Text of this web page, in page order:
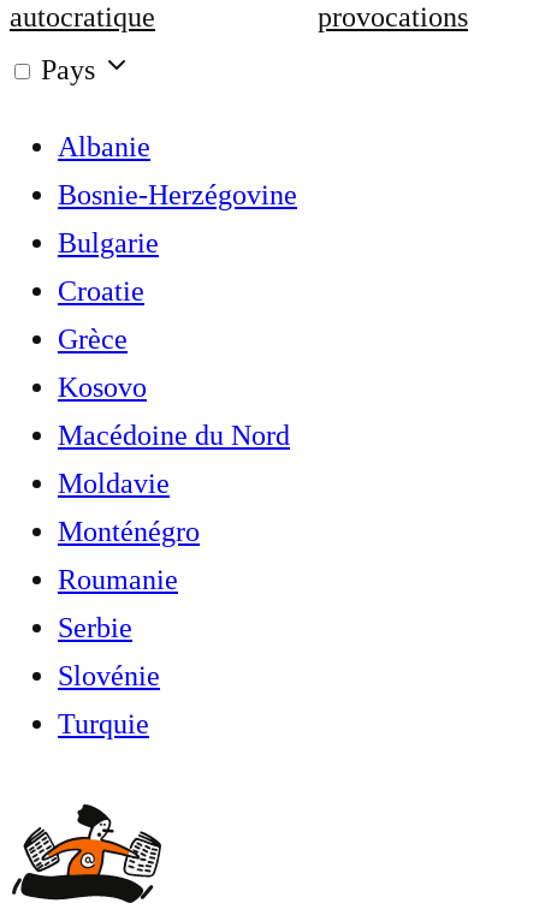
autocratique
provocations
Pays
Albanie
Bosnie-Herzégovine
Bulgarie
Croatie
Grèce
Kosovo
Macédoine du Nord
Moldavie
Monténégro
Roumanie
Serbie
Slovénie
Turquie